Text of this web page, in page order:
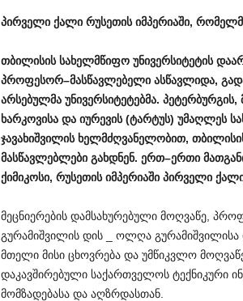
პირველი ქალი რუსეთის იმპერიაში,
თბილისის სახელმწიფო უნივერსიტეტის
პროფესორ–მასწავლებელი ასწავლიდა,
არსებულმა უნივერსიტეტებმა. პეტერბურგის,
ხარკოვისა და იურევის(ტარტუს) უმაღლეს
ჯავახიშვილის ხელმძღვანელობით,
მასწავლებლები გახდნენ. ერთ–ერთი
ქიმიკოსი, რუსეთის იმპერიაში პირველი
მეცნიერების დამსახურებული მოღვაწე,
გურამიშვილის დის _ ოლღა
მთელი მისი ცხოვრება და უმწიკვლო
დაკავშირებული საქართველოს ტექნიკური
მომზადებასა და აღზრდასთან.